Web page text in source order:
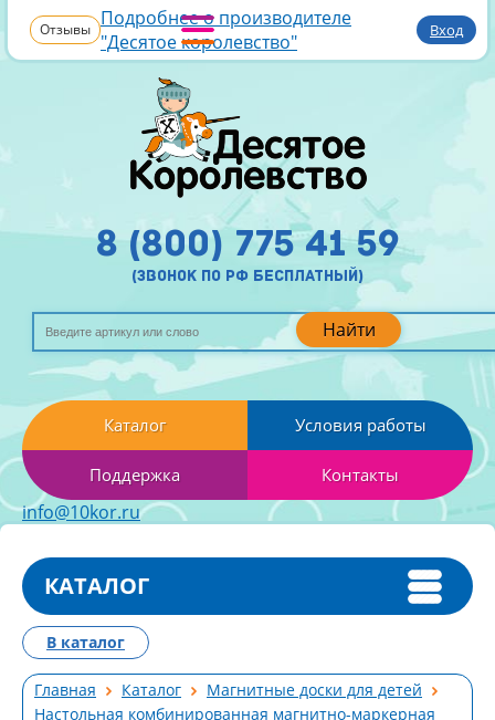
Отзывы Подробнее о производителе
"Десятое королевство"
Вход
Найти
8 (800) 775 41 59
(звонок по рф бесплатный)
Каталог Условия работы
Поддержка Контакты
info@10kor.ru
КАТАЛОГ
Главная Каталог
Магнитные доски для детей
Настольная комбинированная магнитно-маркерная
В каталог